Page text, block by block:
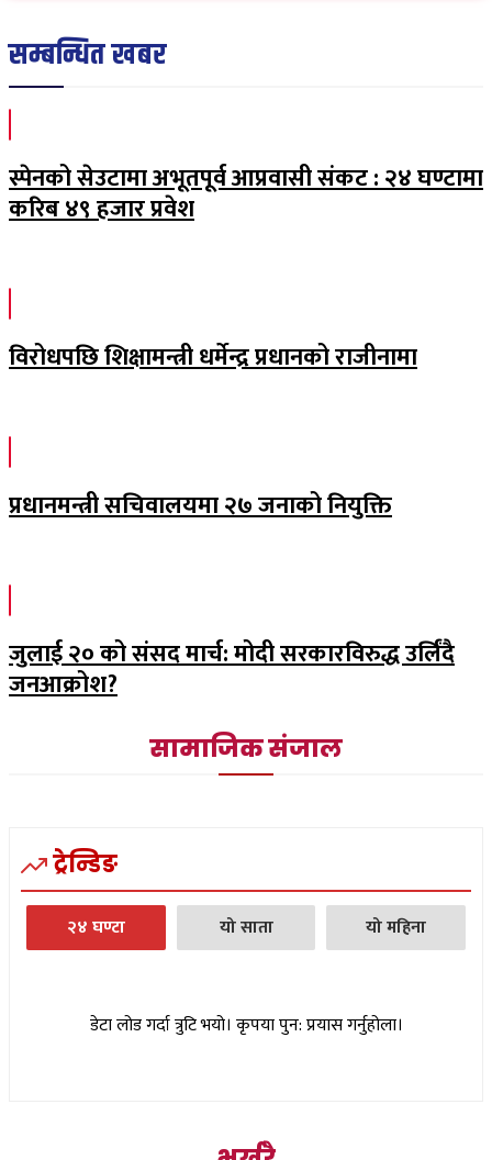
सम्बन्धित खबर
स्पेनको सेउटामा अभूतपूर्व आप्रवासी संकट : २४ घण्टामा
करिब ४९ हजार प्रवेश
विरोधपछि शिक्षामन्त्री धर्मेन्द्र प्रधानको राजीनामा
प्रधानमन्त्री सचिवालयमा २७ जनाको नियुक्ति
जुलाई २० को संसद मार्च: मोदी सरकारविरुद्ध उर्लिंदै
जनआक्रोश?
सामाजिक संजाल
ट्रेन्डिङ
२४ घण्टा यो साता यो महिना
डेटा लोड गर्दा त्रुटि भयो। कृपया पुन: प्रयास गर्नुहोला।